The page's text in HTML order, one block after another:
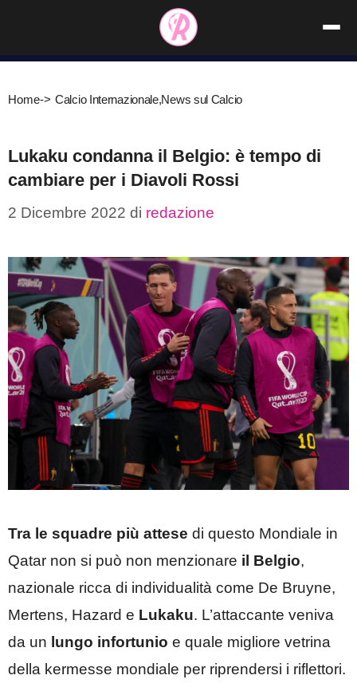
contenuto
Home-> Calcio Internazionale,News sul Calcio
Lukaku condanna il Belgio: è tempo di
cambiare per i Diavoli Rossi
2 Dicembre 2022 di redazione
Tra le squadre più attese di questo Mondiale in
Qatar non si può non menzionare il Belgio,
nazionale ricca di individualità come De Bruyne,
Mertens, Hazard e Lukaku. L’attaccante veniva
da un lungo infortunio e quale migliore vetrina
della kermesse mondiale per riprendersi i riflettori.